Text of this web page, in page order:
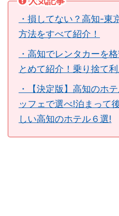
・損してない？高知-東
方法をすべて紹介！
・高知でレンタカーを
とめて紹介！乗り捨て利
・【決定版】高知のホ
ッフェで選べ!泊まって
しい高知のホテル６選!